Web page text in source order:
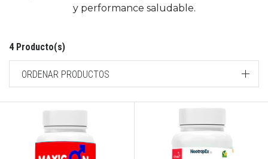
y performance saludable.
4 Producto(s)
ORDENAR PRODUCTOS